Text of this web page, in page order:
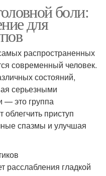
боли:
для
распространенных
современный человек.
состояний,
серьезными
— это группа
приступ
спазмы и улучшая
расслабления гладкой